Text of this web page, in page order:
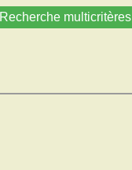
Recherche multicritères